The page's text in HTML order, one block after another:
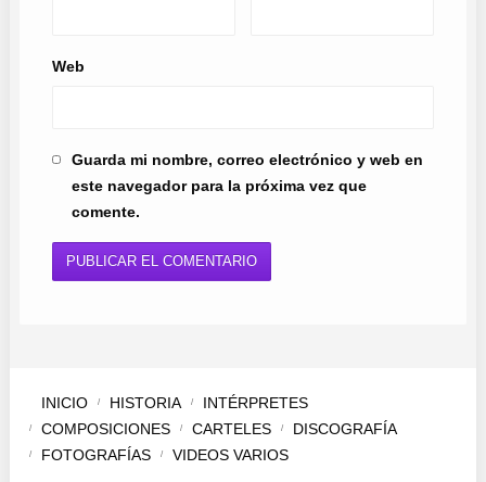
Web
Guarda mi nombre, correo electrónico y web en
este navegador para la próxima vez que
comente.
INICIO HISTORIA
INTÉRPRETES
COMPOSICIONES
CARTELES
DISCOGRAFÍA
FOTOGRAFÍAS
VIDEOS VARIOS